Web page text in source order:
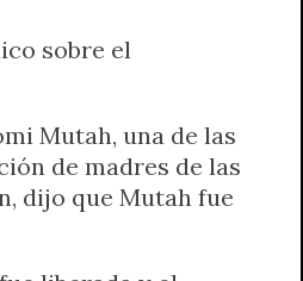
sobre el
Mutah, una de las
de madres de las
dijo que Mutah fue